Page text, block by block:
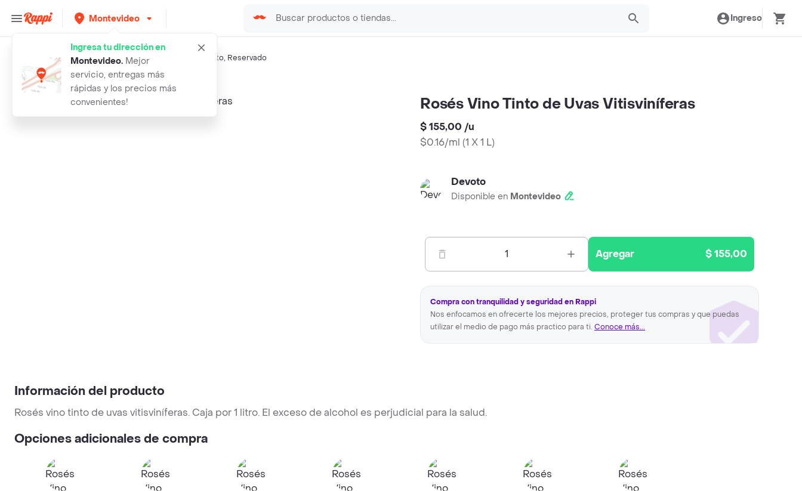
Montevideo
Ingresa tu dirección en
Montevideo. Mejor
servicio, entregas más
rápidas y los precios más
convenientes!
Ingreso
Búsquedas relacionadas:Vino tinto,Rosés El Coto, Reservado
Rappi roses vino tinto de uvas vitisvinif
Rosés Vino Tinto de Uvas Vitisviníferas
$ 155,00 /u
$0.16/ml (1 X 1 L)
Devoto
Disponible en Montevideo
1 Agregar $ 155,00
Compra con tranquilidad y seguridad en Rappi
Nos enfocamos en ofrecerte los mejores precios, proteger tus compras y que puedas
utilizar el medio de pago más practico para ti. Conoce más...
Información del producto
Rosés vino tinto de uvas vitisviníferas. Caja por 1 litro. El exceso de alcohol es perjudicial para la salud.
Opciones adicionales de compra